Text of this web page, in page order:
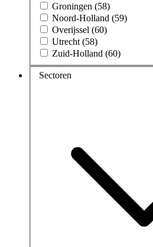
Groningen (58)
Noord-Holland (59)
Overijssel (60)
Utrecht (58)
Zuid-Holland (60)
Sectoren